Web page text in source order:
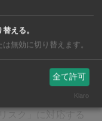
り、特にインフラ
起因する産業部門
スク」に対応する
える。
無効に切り替えます。
全て許可
Klaro